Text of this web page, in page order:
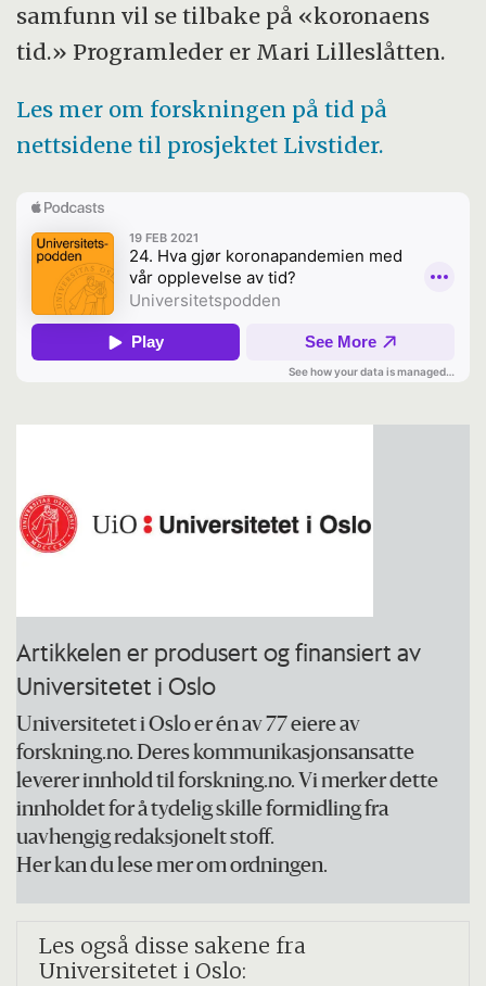
samfunn vil se tilbake på «koronaens
tid.» Programleder er Mari Lilleslåtten.
Les mer om forskningen på tid på
nettsidene til prosjektet Livstider.
Artikkelen er produsert og finansiert av
Universitetet i Oslo
Universitetet i Oslo er én av 77 eiere av
forskning.no. Deres kommunikasjonsansatte
leverer innhold til forskning.no. Vi merker dette
innholdet for å tydelig skille formidling fra
uavhengig redaksjonelt stoff.
Her kan du lese mer om ordningen.
Les også disse sakene fra
Universitetet i Oslo: